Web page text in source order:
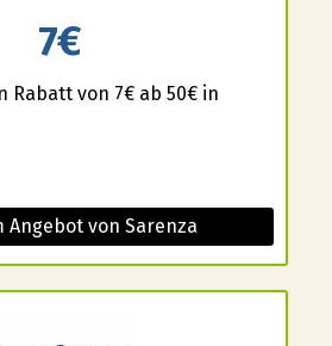
7€
Rabatt von 7€ ab 50€ in
Angebot von Sarenza